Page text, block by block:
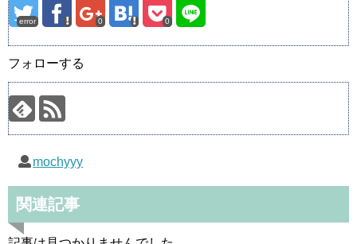
error 0 0
フォローする
mochyyy
関連記事